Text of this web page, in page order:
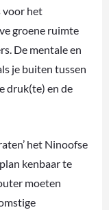
voor het
groene ruimte
De mentale en
je buiten tussen
druk(te) en de
het Ninoofse
kenbaar te
moeten